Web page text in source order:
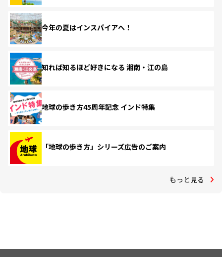
今年の夏はインスパイアへ！
知れば知るほど好きになる 湘南・江の島
地球の歩き方45周年記念 インド特集
「地球の歩き方」シリーズ広告のご案内
もっと見る